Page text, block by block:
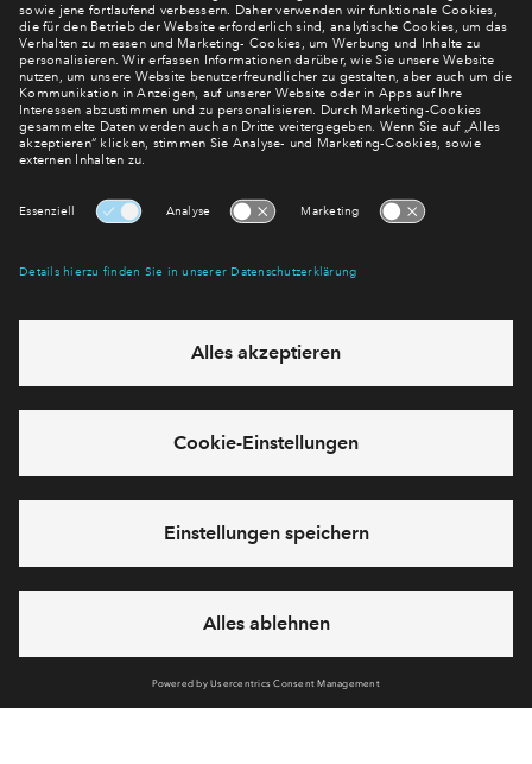
Senden
Newsletter Anmeldung
mehr! Wir halten Sie auf dem Laufenden – mit unserem
über den Stand dieses und weiterer Neubauprojekte.
für unsereDatenschutzerklärung.
Sie haben eine Frage? Dann rufen Sie uns gerne an (+49 69
oder hinterlassen Sie eine Nachricht über das